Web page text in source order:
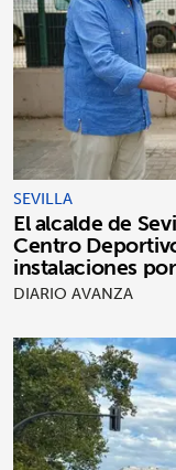
SEVILLA
El alcalde de
Centro
instalaciones
DIARIO AVANZA